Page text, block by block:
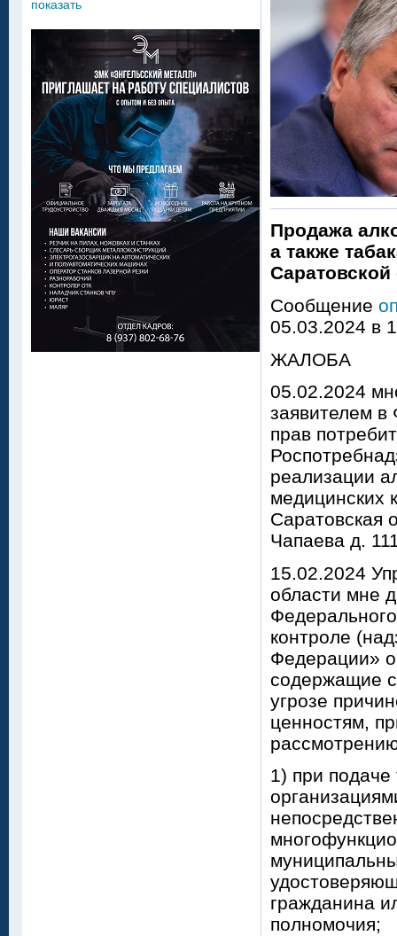
Продажа
а также
Саратовской
Сообщение
05.03.2024 в
ЖАЛОБА
05.02.2024
заявителем
прав
реализации
медицинских
Саратовская
Чапаева д.
15.02.2024
области мне
контроле
Федерации»
содержащие
угрозе
ценностям,
1) при
гражданина
полномочия;
показать